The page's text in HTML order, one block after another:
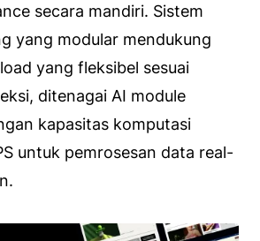
secara mandiri. Sistem
yang modular mendukung
yang fleksibel sesuai
ditenagai AI module
kapasitas komputasi
untuk pemrosesan data real-